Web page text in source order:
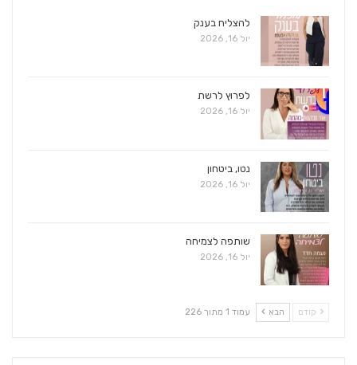
להצליח בענק
יול 16, 2026
לפרוץ לרשת
יול 16, 2026
נטו, ביטחון
יול 16, 2026
שותפה לצמיחה
יול 16, 2026
קודם הבא עמוד 1 מתוך 226